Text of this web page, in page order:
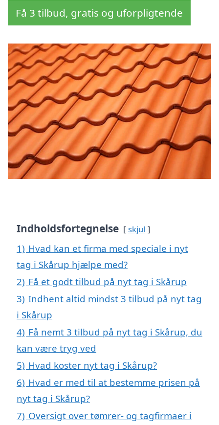
Få 3 tilbud, gratis og uforpligtende
Indholdsfortegnelse skjul
1) Hvad kan et firma med speciale i nyt
tag i Skårup hjælpe med?
2) Få et godt tilbud på nyt tag i Skårup
3) Indhent altid mindst 3 tilbud på nyt tag
i Skårup
4) Få nemt 3 tilbud på nyt tag i Skårup, du
kan være tryg ved
5) Hvad koster nyt tag i Skårup?
6) Hvad er med til at bestemme prisen på
nyt tag i Skårup?
7) Oversigt over tømrer- og tagfirmaer i